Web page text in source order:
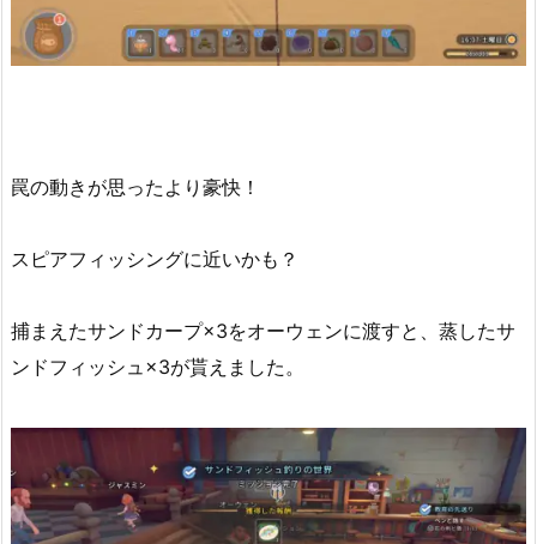
罠の動きが思ったより豪快！
スピアフィッシングに近いかも？
捕まえたサンドカープ×3をオーウェンに渡すと、蒸したサ
ンドフィッシュ×3が貰えました。